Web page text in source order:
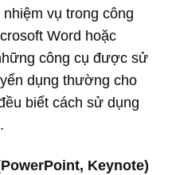
vụ trong công
Word hoặc
công cụ được sử
dụng thường cho
biết cách sử dụng
Keynote)